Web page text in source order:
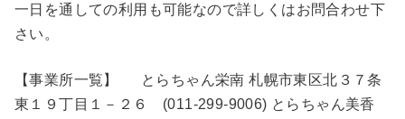
一日を通しての利用も可能なので詳しくはお問合わせ下
さい。
【事業所一覧】 とらちゃん栄南 札幌市東区北３７条
東１９丁目１－２６ (011-299-9006) とらちゃん美香